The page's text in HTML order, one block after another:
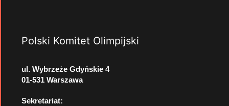
Polski Komitet Olimpijski
ul. Wybrzeże Gdyńskie 4
01-531 Warszawa
Sekretariat: